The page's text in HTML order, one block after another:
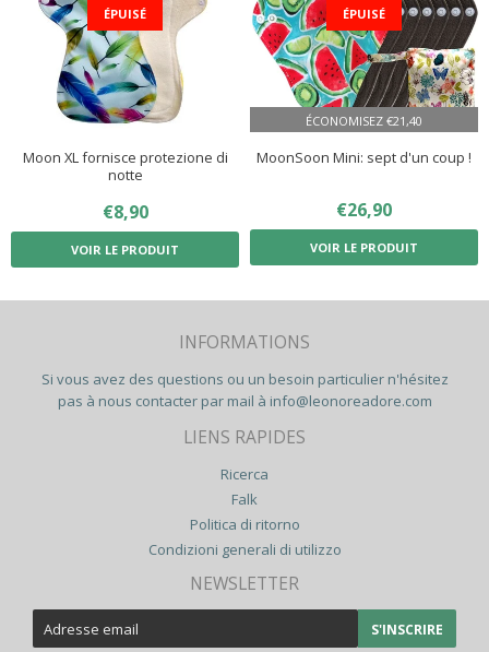
ÉPUISÉ
Moon XL fornisce protezione di
notte
PRIX
RÉGULIER
€8,90€8,90
VOIR LE PRODUIT
ÉPUISÉ
ÉCONOMISEZ €21,40
MoonSoon Mini: sept d'un coup !
PRIX
RÉDUIT
€26,90
VOIR LE PRODUIT
INFORMATIONS
Si vous avez des questions ou un besoin particulier n'hésitez
pas à nous contacter par mail à info@leonoreadore.com
LIENS RAPIDES
Ricerca
Falk
Politica di ritorno
Condizioni generali di utilizzo
NEWSLETTER
mail
S'INSCRIRE